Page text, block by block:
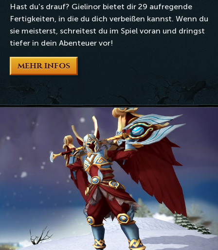
Hast du's drauf? Gielinor bietet dir 29 aufregende
Fertigkeiten, in die du dich verbeißen kannst. Wenn du
sie meisterst, schreitest du im Spiel voran und dringst
tiefer in dein Abenteuer vor!
MEHR INFOS